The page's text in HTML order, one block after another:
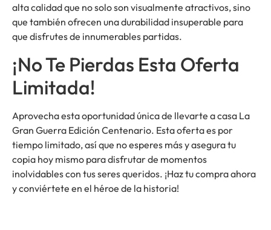
alta calidad que no solo son visualmente atractivos, sino
que también ofrecen una durabilidad insuperable para
que disfrutes de innumerables partidas.
¡No Te Pierdas Esta Oferta
Limitada!
Aprovecha esta oportunidad única de llevarte a casa La
Gran Guerra Edición Centenario. Esta oferta es por
tiempo limitado, así que no esperes más y asegura tu
copia hoy mismo para disfrutar de momentos
inolvidables con tus seres queridos. ¡Haz tu compra ahora
y conviértete en el héroe de la historia!